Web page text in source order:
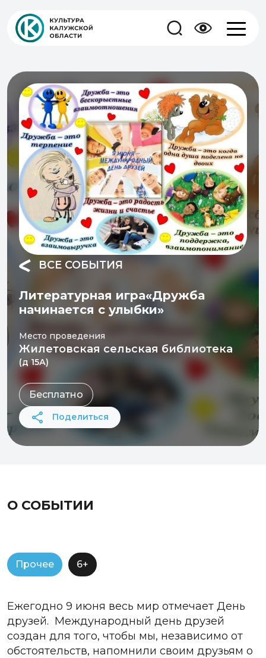
ВСЕ СОБЫТИЯ
Литературная игра«Дружба
начинается с улыбки»
Место проведения
Жилетовская сельская библиотека
(д 15А)
Бесплатно
Поделиться
О СОБЫТИИ
Прочее 6+
Ежегодно 9 июня весь мир отмечает День
друзей. Международный день друзей
создан для того, чтобы мы, независимо от
обстоятельств, напомнили своим друзьям о